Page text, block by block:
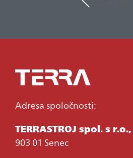
Adresa spoločnosti:
TERRASTROJ spol. s r.o.,
903 01 Senec